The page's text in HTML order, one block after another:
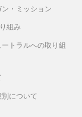
・ミッション
組み
トラルへの取り組
について